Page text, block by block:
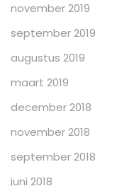
november 2019
september 2019
augustus 2019
maart 2019
december 2018
november 2018
september 2018
juni 2018